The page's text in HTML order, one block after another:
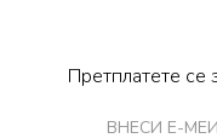
Претплатете се